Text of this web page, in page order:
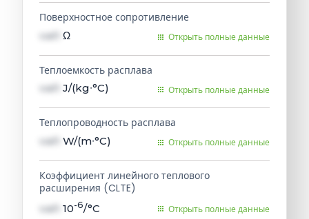
Поверхностное сопротивление
val1 Ω Открыть полные данные
Теплоемкость расплава
val1 J/(kg∙°C) Открыть полные данные
Теплопроводность расплава
val1 W/(m∙°C) Открыть полные данные
Коэффициент линейного теплового
расширения (CLTE)
val1 10-6/°C Открыть полные данные